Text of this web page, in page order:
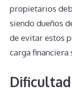
propietarios
siendo dueños
de evitar estos
carga